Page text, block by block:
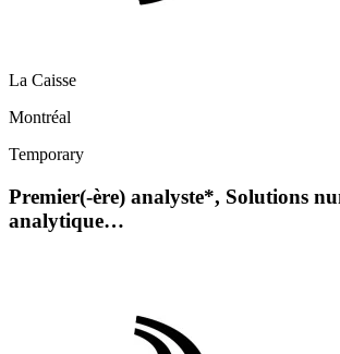
La Caisse
Montréal
Temporary
Premier(-ère) analyste*, Solutions
analytique…